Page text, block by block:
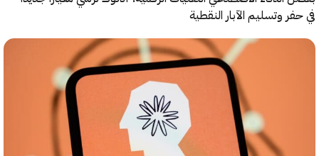
وتسليم الآبار النقطية